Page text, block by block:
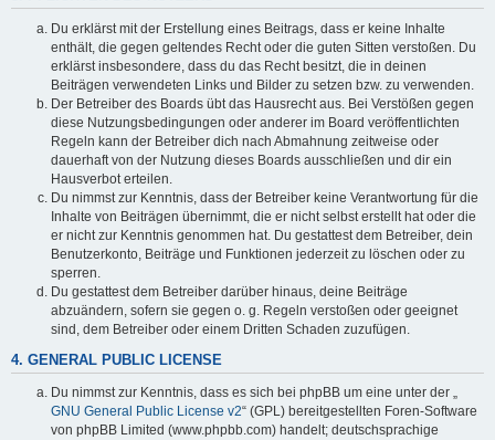
Du erklärst mit der Erstellung eines Beitrags, dass er keine Inhalte
enthält, die gegen geltendes Recht oder die guten Sitten verstoßen. Du
erklärst insbesondere, dass du das Recht besitzt, die in deinen
Beiträgen verwendeten Links und Bilder zu setzen bzw. zu verwenden.
Der Betreiber des Boards übt das Hausrecht aus. Bei Verstößen gegen
diese Nutzungsbedingungen oder anderer im Board veröffentlichten
Regeln kann der Betreiber dich nach Abmahnung zeitweise oder
dauerhaft von der Nutzung dieses Boards ausschließen und dir ein
Hausverbot erteilen.
Du nimmst zur Kenntnis, dass der Betreiber keine Verantwortung für die
Inhalte von Beiträgen übernimmt, die er nicht selbst erstellt hat oder die
er nicht zur Kenntnis genommen hat. Du gestattest dem Betreiber, dein
Benutzerkonto, Beiträge und Funktionen jederzeit zu löschen oder zu
sperren.
Du gestattest dem Betreiber darüber hinaus, deine Beiträge
abzuändern, sofern sie gegen o. g. Regeln verstoßen oder geeignet
sind, dem Betreiber oder einem Dritten Schaden zuzufügen.
4. GENERAL PUBLIC LICENSE
Du nimmst zur Kenntnis, dass es sich bei phpBB um eine unter der „
GNU General Public License v2“ (GPL) bereitgestellten Foren-Software
von phpBB Limited (www.phpbb.com) handelt; deutschsprachige